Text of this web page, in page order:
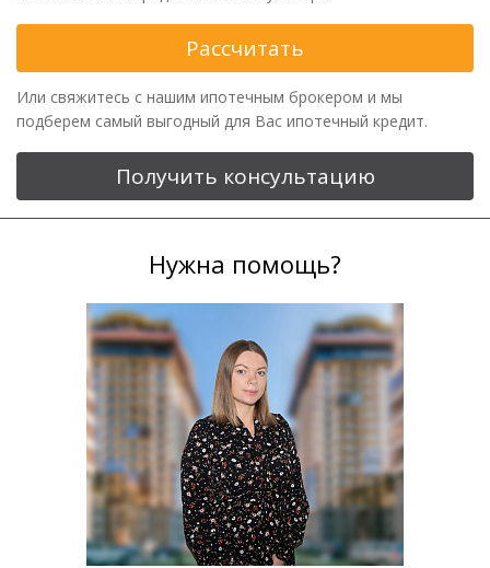
Рассчитать
Или свяжитесь с нашим ипотечным брокером и мы
подберем самый выгодный для Вас ипотечный кредит.
Получить консультацию
Нужна помощь?